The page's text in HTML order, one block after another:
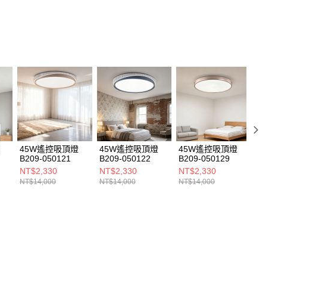
45W遙控吸頂燈
B209-050121
NT$2,330
NT$14,000
45W遙控吸頂燈
B209-050122
NT$2,330
NT$14,000
45W遙控吸頂燈
B209-050129
NT$2,330
NT$14,000